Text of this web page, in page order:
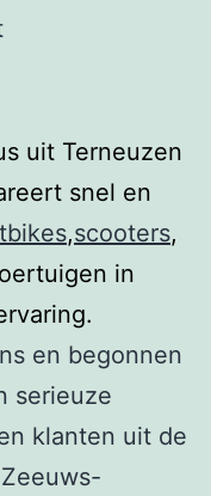
uit Terneuzen
snel en
,scooters,
in
en begonnen
serieuze
klanten uit de